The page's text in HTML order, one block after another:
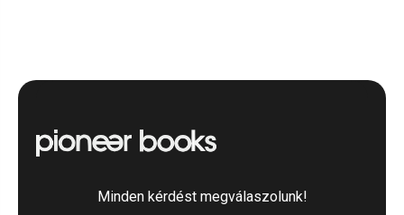
Minden kérdést megválaszolunk!